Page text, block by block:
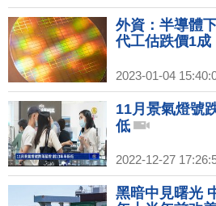
外資：半導體
代工估跌價1成
2023-01-04
11月景氣燈號
低
2022-12-27
黑暗中見曙光